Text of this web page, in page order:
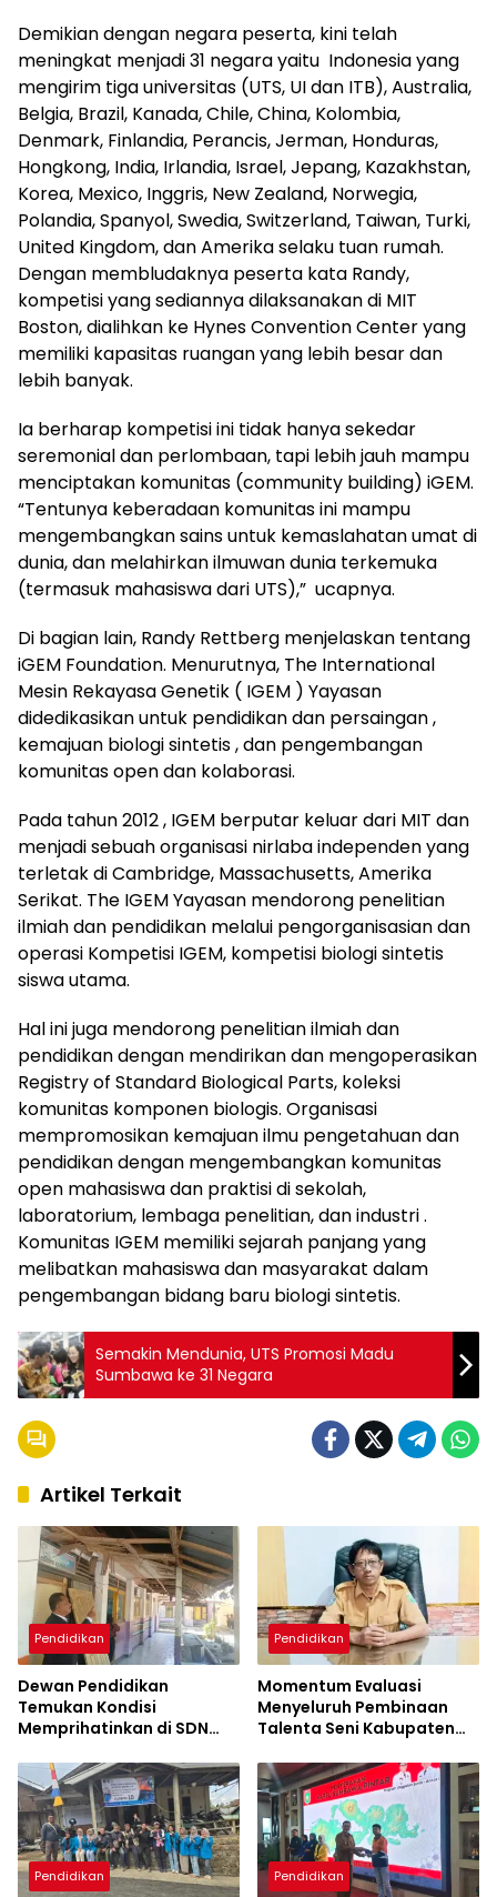
Demikian dengan negara peserta, kini telah
meningkat menjadi 31 negara yaitu Indonesia yang
mengirim tiga universitas (UTS, UI dan ITB), Australia,
Belgia, Brazil, Kanada, Chile, China, Kolombia,
Denmark, Finlandia, Perancis, Jerman, Honduras,
Hongkong, India, Irlandia, Israel, Jepang, Kazakhstan,
Korea, Mexico, Inggris, New Zealand, Norwegia,
Polandia, Spanyol, Swedia, Switzerland, Taiwan, Turki,
United Kingdom, dan Amerika selaku tuan rumah.
Dengan membludaknya peserta kata Randy,
kompetisi yang sediannya dilaksanakan di MIT
Boston, dialihkan ke Hynes Convention Center yang
memiliki kapasitas ruangan yang lebih besar dan
lebih banyak.
Ia berharap kompetisi ini tidak hanya sekedar
seremonial dan perlombaan, tapi lebih jauh mampu
menciptakan komunitas (community building) iGEM.
“Tentunya keberadaan komunitas ini mampu
mengembangkan sains untuk kemaslahatan umat di
dunia, dan melahirkan ilmuwan dunia terkemuka
(termasuk mahasiswa dari UTS),” ucapnya.
Di bagian lain, Randy Rettberg menjelaskan tentang
iGEM Foundation. Menurutnya, The International
Mesin Rekayasa Genetik ( IGEM ) Yayasan
didedikasikan untuk pendidikan dan persaingan ,
kemajuan biologi sintetis , dan pengembangan
komunitas open dan kolaborasi.
Pada tahun 2012 , IGEM berputar keluar dari MIT dan
menjadi sebuah organisasi nirlaba independen yang
terletak di Cambridge, Massachusetts, Amerika
Serikat. The IGEM Yayasan mendorong penelitian
ilmiah dan pendidikan melalui pengorganisasian dan
operasi Kompetisi IGEM, kompetisi biologi sintetis
siswa utama.
Hal ini juga mendorong penelitian ilmiah dan
pendidikan dengan mendirikan dan mengoperasikan
Registry of Standard Biological Parts, koleksi
komunitas komponen biologis. Organisasi
mempromosikan kemajuan ilmu pengetahuan dan
pendidikan dengan mengembangkan komunitas
open mahasiswa dan praktisi di sekolah,
laboratorium, lembaga penelitian, dan industri .
Komunitas IGEM memiliki sejarah panjang yang
melibatkan mahasiswa dan masyarakat dalam
pengembangan bidang baru biologi sintetis.
Semakin Mendunia, UTS Promosi Madu
Sumbawa ke 31 Negara
Artikel Terkait
Pendidikan
Dewan Pendidikan
Temukan Kondisi
Memprihatinkan di SDN
hingga Meja-Kursi Tak
Memadai
Pendidikan
Momentum Evaluasi
Menyeluruh Pembinaan
Talenta Seni Kabupaten
Pendidikan Pendidikan